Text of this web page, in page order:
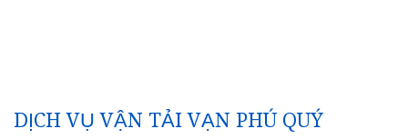
DỊCH VỤ VẬN TẢI VẠN PHÚ QUÝ